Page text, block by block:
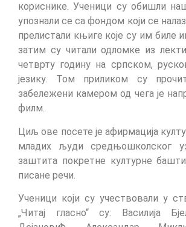
кориснике. Ученици су обишли
упознали се са фондом који се
прелистали књиге које су им биле
затим су читали одломке из
четврту годину на српском,
језику. Том приликом су
забележени камером од чега је
филм.
Циљ ове посете је афирмација
младих људи средњошколског
заштита покретне културне
писане речи.
Ученици који су учествовали у
„Читај гласно“ су: Василија